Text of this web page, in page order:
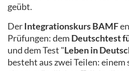
geübt.
DerIntegrationskurs BAMF
Prüfungen: dem Deutschtest
und dem Test "Leben in
besteht aus zwei Teilen: